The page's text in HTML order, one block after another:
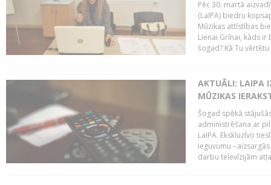
Pēc 30. martā
(LaIPA) biedru
Mūzikas attīstības
Lienai Grīnai, kāds ir
šogad? Kā Tu
AKTUĀLI: LAIPA
MŪZIKAS
Šogad spēkā
administrēšana ar
LaIPA. Ekskluzīvo
ieguvumu -
darbu televīzijām